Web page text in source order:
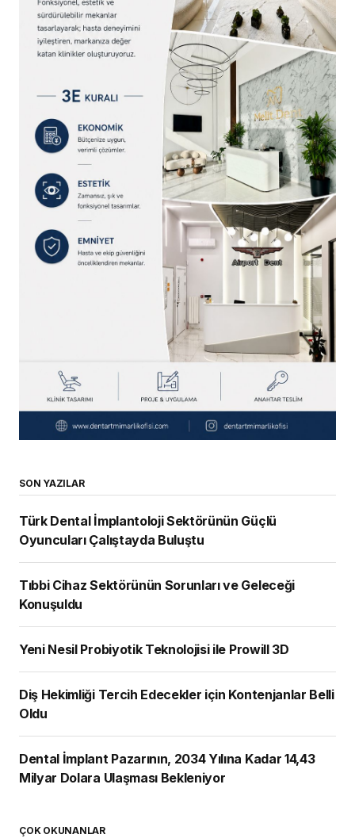
SON YAZILAR
Türk Dental İmplantoloji Sektörünün Güçlü
Oyuncuları Çalıştayda Buluştu
Tıbbi Cihaz Sektörünün Sorunları ve Geleceği
Konuşuldu
Yeni Nesil Probiyotik Teknolojisi ile Prowill 3D
Diş Hekimliği Tercih Edecekler için Kontenjanlar Belli
Oldu
Dental İmplant Pazarının, 2034 Yılına Kadar 14,43
Milyar Dolara Ulaşması Bekleniyor
ÇOK OKUNANLAR